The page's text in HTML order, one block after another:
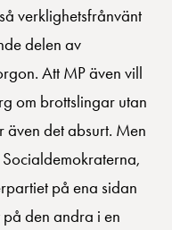
verklighetsfrånvänt
delen av
Att MP även vill
om brottslingar utan
även det absurt. Men
på ena sidan
den andra i en